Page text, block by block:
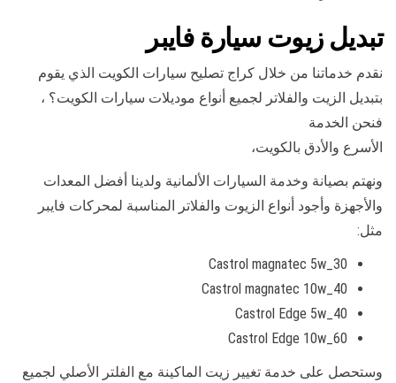
تبديل زيوت سيارة فايبر
نقدم خدماتنا من خلال كراج تصليح سيارات الكويت الذي يقوم
بتبديل الزيت والفلاتر لجميع أنواع موديلات سيارات الكويت؟ ،
فنحن الخدمة
الأسرع والأدق بالكويت،
ونهتم بصيانة وخدمة السيارات الألمانية ولدينا أفضل المعدات
والأجهزة وأجود أنواع الزيوت والفلاتر المناسبة لمحركات فايبر
مثل:
Castrol magnatec 5w_30
Castrol magnatec 10w_40
Castrol Edge 5w_40
Castrol Edge 10w_60
وستحصل على خدمة تغيير زيت الماكينة مع الفلتر الأصلي لجميع